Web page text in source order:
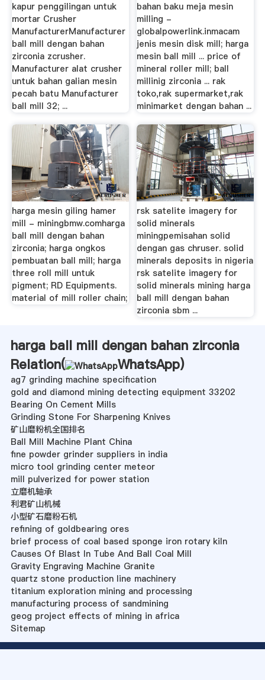
kapur penggilingan untuk
mortar Crusher
ManufacturerManufacturer
ball mill dengan bahan
zirconia zcrusher.
Manufacturer alat crusher
untuk bahan galian mesin
pecah batu Manufacturer
ball mill 32; ...
bahan baku meja mesin
milling -
globalpowerlink.inmacam
jenis mesin disk mill; harga
mesin ball mill ... price of
mineral roller mill; ball
millinig zirconia ... rak
toko,rak supermarket,rak
minimarket dengan bahan ...
harga mesin giling hamer
mill - miningbmw.comharga
ball mill dengan bahan
zirconia; harga ongkos
pembuatan ball mill; harga
three roll mill untuk
pigment; RD Equipments.
material of mill roller chain;
rsk satelite imagery for
solid minerals
miningpemisahan solid
dengan gas chruser. solid
minerals deposits in nigeria
rsk satelite imagery for
solid minerals mining harga
ball mill dengan bahan
zirconia sbm ...
harga ball mill dengan bahan zirconia
Relation(
WhatsApp)
ag7 grinding machine specification
gold and diamond mining detecting equipment 33202
Bearing On Cement Mills
Grinding Stone For Sharpening Knives
矿山磨粉机全国排名
Ball Mill Machine Plant China
fine powder grinder suppliers in india
micro tool grinding center meteor
mill pulverized for power station
立磨机轴承
利君矿山机械
小型矿石磨粉石机
refining of goldbearing ores
brief process of coal based sponge iron rotary kiln
Causes Of Blast In Tube And Ball Coal Mill
Gravity Engraving Machine Granite
quartz stone production line machinery
titanium exploration mining and processing
manufacturing process of sandmining
geog project effects of mining in africa
Sitemap